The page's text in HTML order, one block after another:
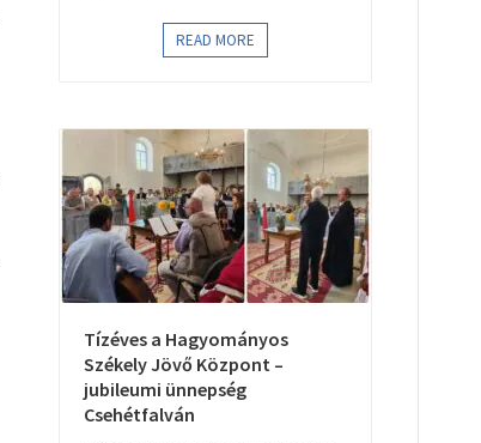
READ MORE
Tízéves a Hagyományos
Székely Jövő Központ –
jubileumi ünnepség
Csehétfalván